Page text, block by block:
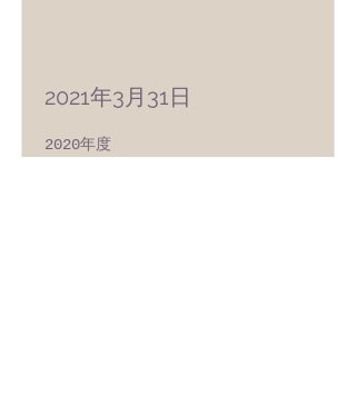
2021年3月31日
2020年度